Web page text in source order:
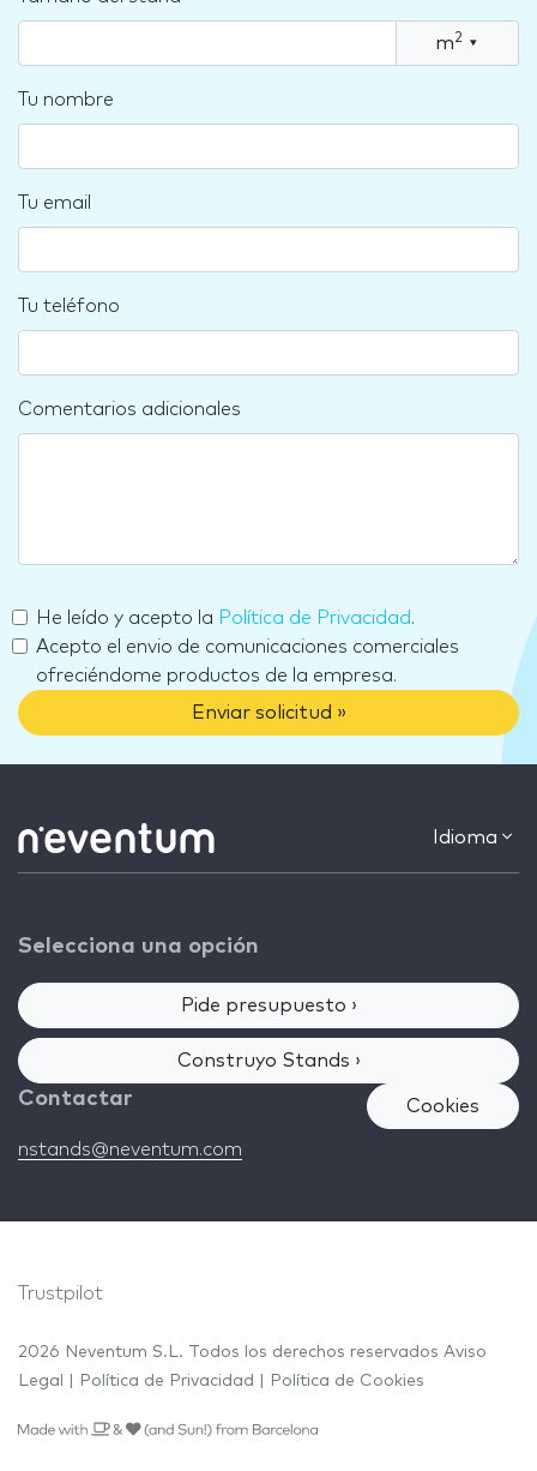
m2 ▾
Tu nombre
Tu email
Tu teléfono
Comentarios adicionales
He leído y acepto la Política de Privacidad.
Acepto el envio de comunicaciones comerciales
ofreciéndome productos de la empresa.
Enviar solicitud »
Idioma
Selecciona una opción
Pide presupuesto ›
Construyo Stands ›
Contactar
nstands@neventum.com
Cookies
Trustpilot
2026 Neventum S.L. Todos los derechos reservados Aviso
Legal
Política de Privacidad Política de Cookies